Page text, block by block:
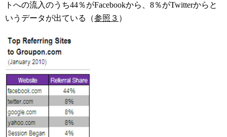
トへの流入のうち44％がFacebookから、8％がTwitterからと
いうデータが出ている（参照３ ）